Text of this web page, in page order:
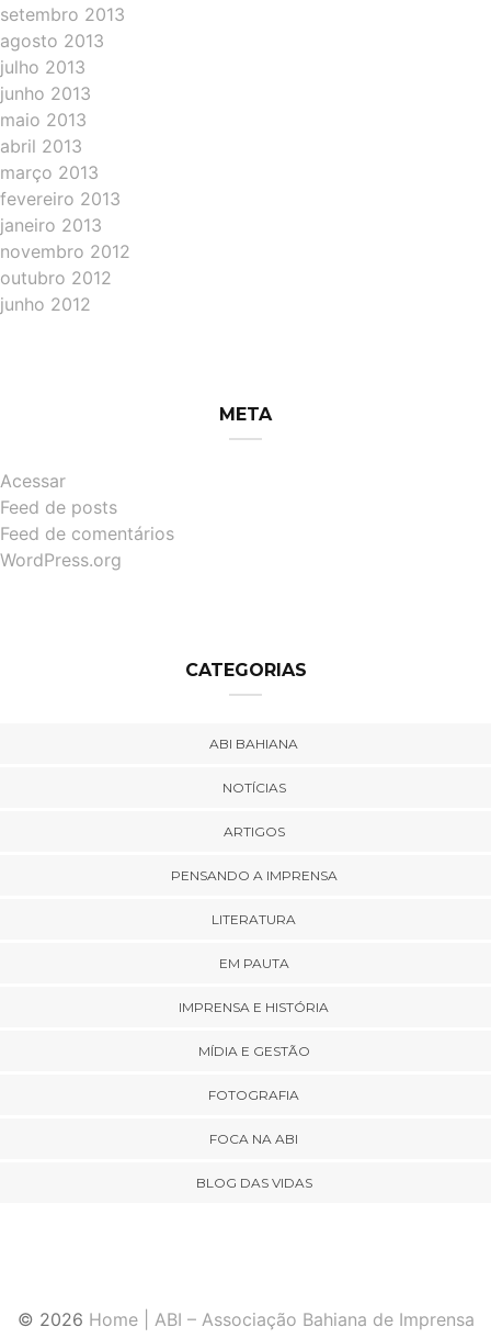
setembro 2013
agosto 2013
julho 2013
junho 2013
maio 2013
abril 2013
março 2013
fevereiro 2013
janeiro 2013
novembro 2012
outubro 2012
junho 2012
META
Acessar
Feed de posts
Feed de comentários
WordPress.org
CATEGORIAS
ABI BAHIANA
NOTÍCIAS
ARTIGOS
PENSANDO A IMPRENSA
LITERATURA
EM PAUTA
IMPRENSA E HISTÓRIA
MÍDIA E GESTÃO
FOTOGRAFIA
FOCA NA ABI
BLOG DAS VIDAS
© 2026 Home | ABI – Associação Bahiana de Imprensa